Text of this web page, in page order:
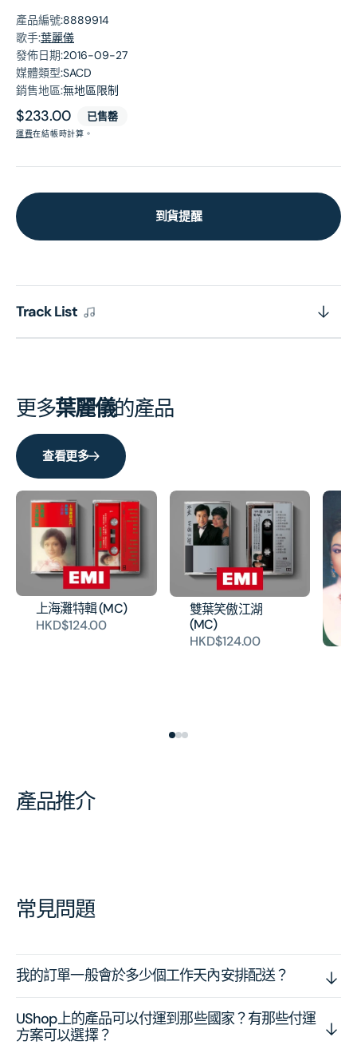
產品編號:8889914
歌手:葉麗儀
發佈日期:2016-09-27
媒體類型:SACD
銷售地區:無地區限制
原
價
$233.00 已售罄
運費在結帳時計算。
到貨提醒
Track List
更多葉麗儀的產品
查看更多
上海灘特輯 (MC)
HKD$124.00
雙葉笑傲江湖
(MC)
HKD$124.00
產品推介
常見問題
我的訂單一般會於多少個工作天內安排配送？
UShop上的產品可以付運到那些國家？有那些付運
方案可以選擇？